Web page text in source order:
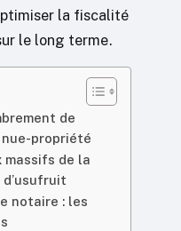
la fiscalité
le long terme.
de
propriété
massifs de la
notaire : les